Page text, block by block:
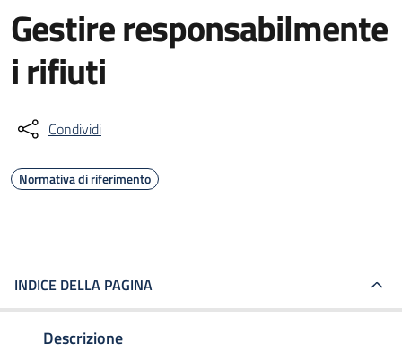
Gestire responsabilmente
i rifiuti
Condividi
Normativa di riferimento
INDICE DELLA PAGINA
Descrizione